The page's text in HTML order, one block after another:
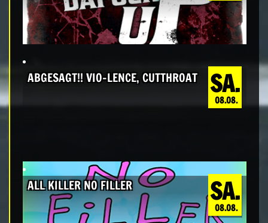
SA.
08.08.
ABGESAGT!! VIO-LENCE, CUTTHROAT
SA.
08.08.
ALL KILLER NO FILLER